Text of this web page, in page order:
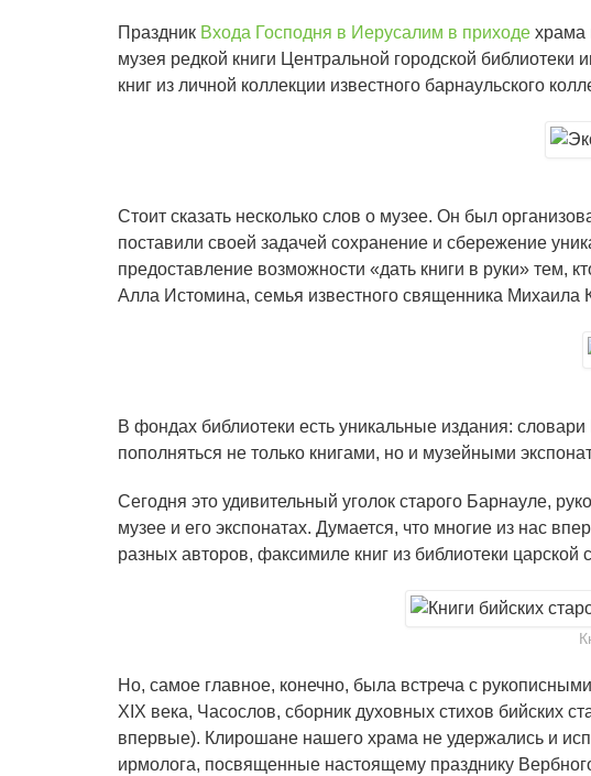
Праздник Входа Господня в Иерусалим в приходе храма
музея редкой книги Центральной городской
книг из личной коллекции известного барнаульского
Стоит сказать несколько слов о музее. Он был
поставили своей задачей сохранение и сбережение
предоставление возможности «дать книги в руки» тем,
Алла Истомина, семья известного священника Михаила
В фондах библиотеки есть уникальные издания:
пополняться не только книгами, но и музейными
Сегодня это удивительный уголок старого Барнауле,
музее и его экспонатах. Думается, что многие из нас
разных авторов, факсимиле книг из библиотеки царской
Но, самое главное, конечно, была встреча с
XIX века, Часослов, сборник духовных стихов бийских
впервые). Клирошане нашего храма не удержались и
ирмолога, посвященные настоящему празднику